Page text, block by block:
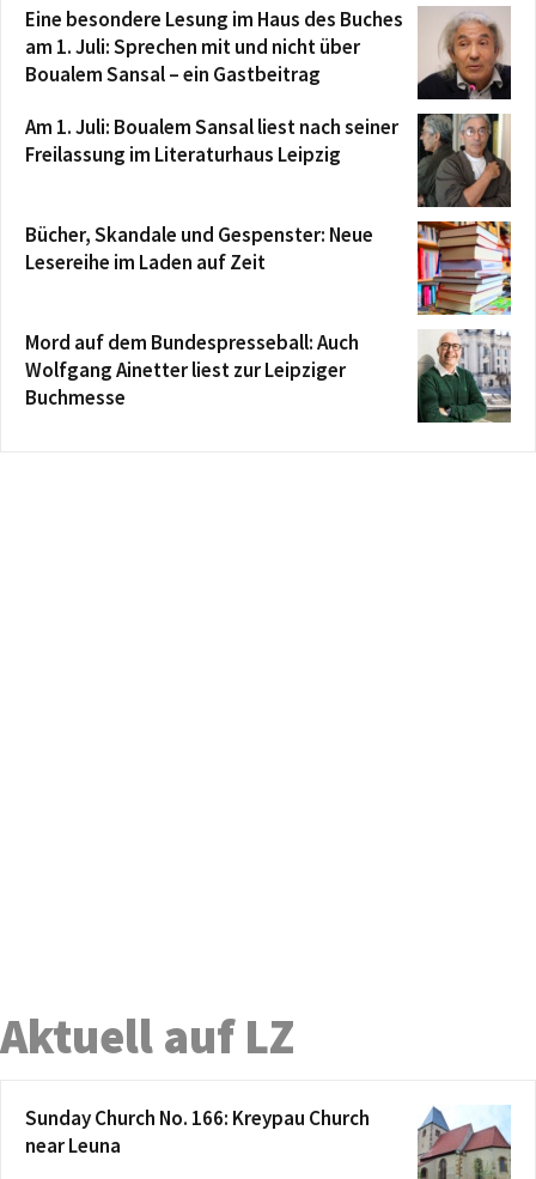
Eine besondere Lesung im Haus des Buches
am 1. Juli: Sprechen mit und nicht über
Boualem Sansal – ein Gastbeitrag
Am 1. Juli: Boualem Sansal liest nach seiner
Freilassung im Literaturhaus Leipzig
Bücher, Skandale und Gespenster: Neue
Lesereihe im Laden auf Zeit
Mord auf dem Bundespresseball: Auch
Wolfgang Ainetter liest zur Leipziger
Buchmesse
Aktuell auf LZ
Sunday Church No. 166: Kreypau Church
near Leuna